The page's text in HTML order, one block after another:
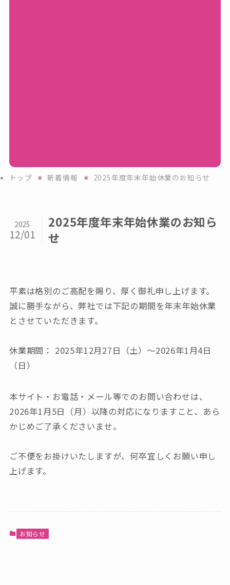
トップ 新着情報 2025年度年末年始休業のお知らせ
2025年度年末年始休業のお知ら
せ
2025
12/01
平素は格別のご高配を賜り、厚く御礼申し上げます。
誠に勝手ながら、弊社では下記の期間を年末年始休業
とさせていただきます。
休業期間： 2025年12月27日（土）～2026年1月4日
（日）
本サイト・お電話・メール等でのお問い合わせは、
2026年1月5日（月）以降の対応になりますこと、あら
かじめご了承くださいませ。
ご不便をお掛けいたしますが、何卒宜しくお願い申し
上げます。
お知らせ